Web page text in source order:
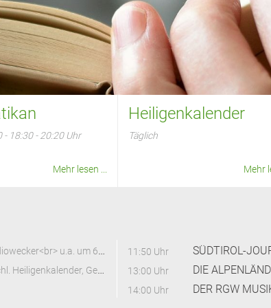
- 18:30 - 20:20 Uhr
Mehr lesen ...
Heiligenkalender
Täglich
Mehr
6 - 6.20 Uhr: Radio Vatikan<br> Nachrichtenmagazin
Gedanken zum Tag
11:50 Uhr SÜDTIROL-
13:00 Uhr DIE
14:00 Uhr
DER RGW